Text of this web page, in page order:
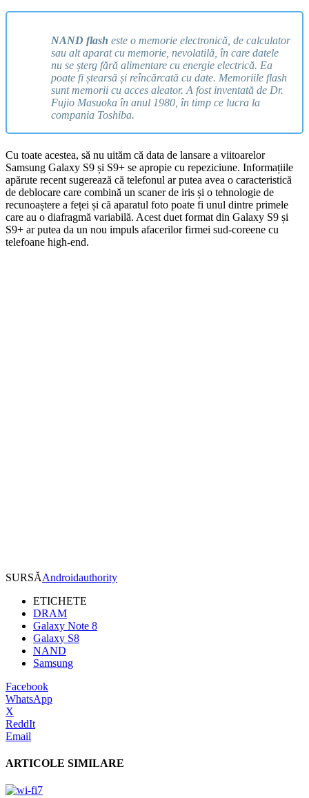
NAND flash este o memorie electronică, de calculator
sau alt aparat cu memorie, nevolatilă, în care datele
nu se șterg fără alimentare cu energie electrică. Ea
poate fi ștearsă și reîncărcată cu date. Memoriile flash
sunt memorii cu acces aleator. A fost inventată de Dr.
Fujio Masuoka în anul 1980, în timp ce lucra la
compania Toshiba.
Cu toate acestea, să nu uităm că data de lansare a viitoarelor
Samsung Galaxy S9 și S9+ se apropie cu repeziciune. Informațiile
apărute recent sugerează că telefonul ar putea avea o caracteristică
de deblocare care combină un scaner de iris și o tehnologie de
recunoaștere a feței și că aparatul foto poate fi unul dintre primele
care au o diafragmă variabilă. Acest duet format din Galaxy S9 și
S9+ ar putea da un nou impuls afacerilor firmei sud-coreene cu
telefoane high-end.
SURSĂAndroidauthority
ETICHETE
DRAM
Galaxy Note 8
Galaxy S8
NAND
Samsung
Facebook
WhatsApp
X
ReddIt
Email
ARTICOLE SIMILARE